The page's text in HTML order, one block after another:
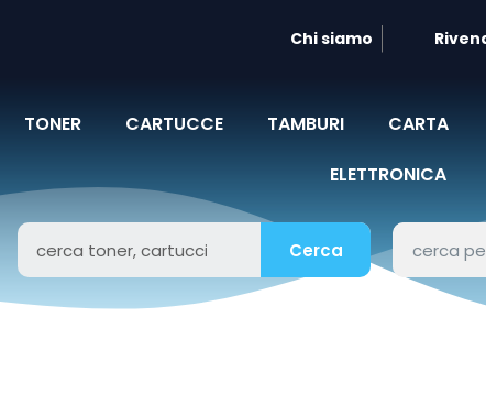
Chi siamo
TONER CARTUCCE TAMBURI CARTA
ELETTRONICA
Cerca